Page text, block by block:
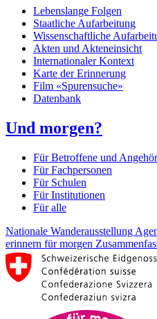
Lebenslange Folgen
Staatliche Aufarbeitung
Wissenschaftliche
Akten und Akteneinsicht
Internationaler Kontext
Karte der Erinnerung
Film «Spurensuche»
Datenbank
Und morgen?
Für Betroffene und
Für Fachpersonen
Für Schulen
Für Institutionen
Für alle
Nationale Wanderausstellung
erinnern für morgen